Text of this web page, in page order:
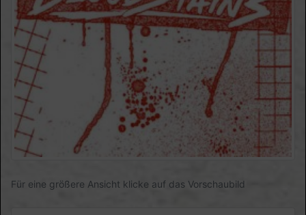
Für eine größere Ansicht klicke auf das Vorschaubild